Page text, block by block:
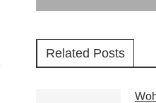
Related Posts